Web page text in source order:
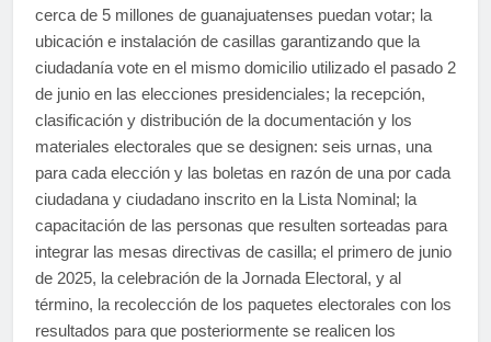
cerca de 5 millones de guanajuatenses puedan votar; la
ubicación e instalación de casillas garantizando que la
ciudadanía vote en el mismo domicilio utilizado el pasado 2
de junio en las elecciones presidenciales; la recepción,
clasificación y distribución de la documentación y los
materiales electorales que se designen: seis urnas, una
para cada elección y las boletas en razón de una por cada
ciudadana y ciudadano inscrito en la Lista Nominal; la
capacitación de las personas que resulten sorteadas para
integrar las mesas directivas de casilla; el primero de junio
de 2025, la celebración de la Jornada Electoral, y al
término, la recolección de los paquetes electorales con los
resultados para que posteriormente se realicen los